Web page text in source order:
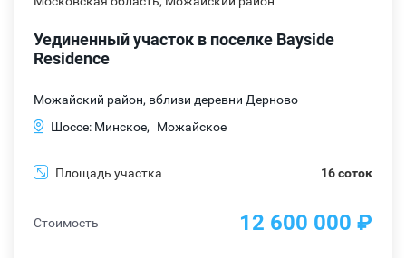
Уединенный участок в поселке Bayside
Residence
Можайский район, вблизи деревни Дерново
Шоссе: Минское,
Можайское
Площадь участка 16 соток
Стоимость 12 600 000 ₽